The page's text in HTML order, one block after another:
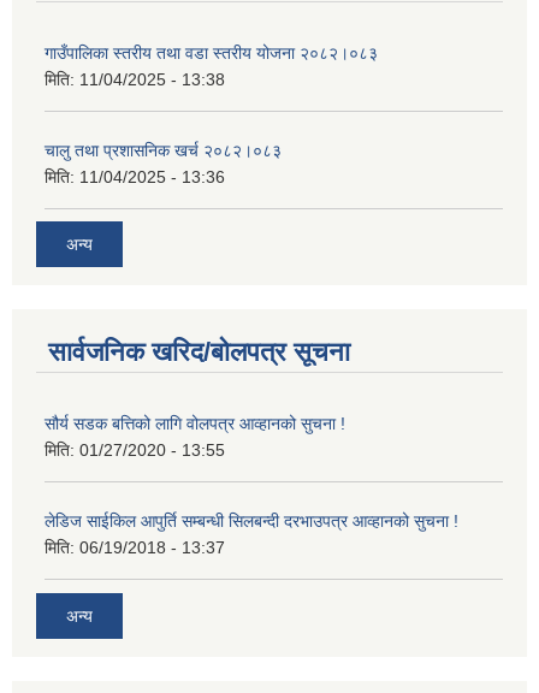
गाउँपालिका स्तरीय तथा वडा स्तरीय योजना २०८२।०८३
मिति: 11/04/2025 - 13:38
चालु तथा प्रशासनिक खर्च २०८२।०८३
मिति: 11/04/2025 - 13:36
अन्य
सार्वजनिक खरिद/बोलपत्र सूचना
सौर्य सडक बत्तिको लागि वोलपत्र आव्हानको सुचना !
मिति: 01/27/2020 - 13:55
लेडिज साईकिल आपुर्ति सम्बन्धी सिलबन्दी दरभाउपत्र आव्हानको सुचना !
मिति: 06/19/2018 - 13:37
अन्य